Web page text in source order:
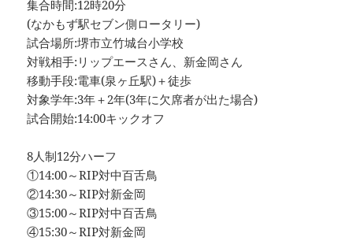
集合時間:12時20分
(なかもず駅セブン側ロータリー)
試合場所:堺市立竹城台小学校
対戦相手:リップエースさん、新金岡さん
移動手段:電車(泉ヶ丘駅)＋徒歩
対象学年:3年＋2年(3年に欠席者が出た場合)
試合開始:14:00キックオフ
8人制12分ハーフ
①14:00～RIP対中百舌鳥
②14:30～RIP対新金岡
③15:00～RIP対中百舌鳥
④15:30～RIP対新金岡